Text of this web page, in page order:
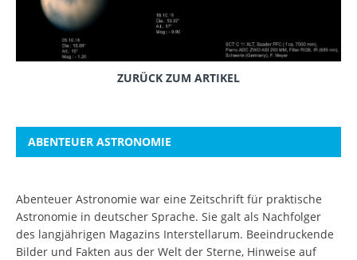
ZURÜCK ZUM ARTIKEL
ABENTEUER ASTRONOMIE
Abenteuer Astronomie war eine Zeitschrift für praktische
Astronomie in deutscher Sprache. Sie galt als Nachfolger
des langjährigen Magazins Interstellarum. Beeindruckende
Bilder und Fakten aus der Welt der Sterne, Hinweise auf